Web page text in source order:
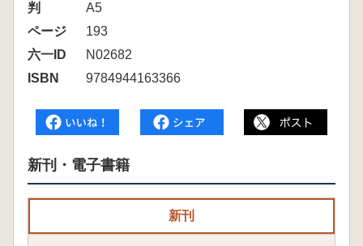
判
A5
ページ
193
六一ID
N02682
ISBN
9784944163366
新刊・電子書籍
新刊